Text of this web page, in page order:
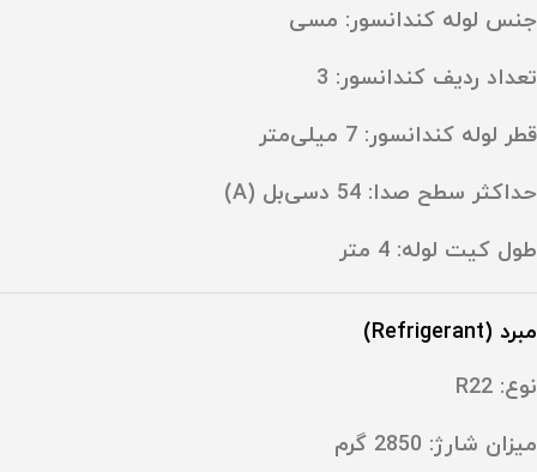
جنس لوله کندانسور: مسی
تعداد ردیف کندانسور: ‎3
قطر لوله کندانسور: ‎7 میلی‌متر
حداکثر سطح صدا: ‎54 دسی‌بل (A)
طول کیت لوله: ‎4 متر
مبرد (Refrigerant)
نوع: R22
میزان شارژ: ‎2850 گرم